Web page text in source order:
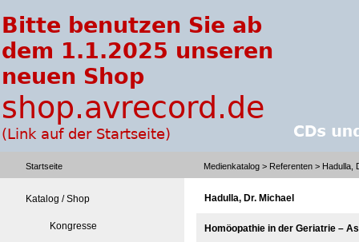
Startseite Medienkatalog > Referenten > Hadulla,
Katalog / Shop
Kongresse
Hadulla, Dr. Michael
Homöopathie in der Geriatrie –